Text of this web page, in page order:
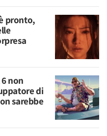
pronto,
non
di
sarebbe